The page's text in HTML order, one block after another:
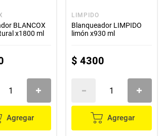
BLANCOX
x1800 ml
Agregar
LIMPIDO
Blanqueador LIMPIDO
limón x930 ml
$ 4300
Agregar